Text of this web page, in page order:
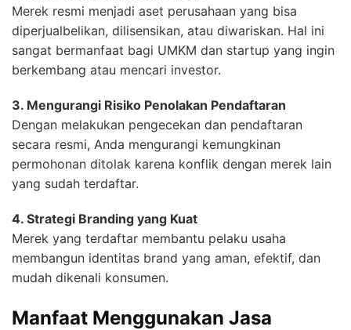
Merek resmi menjadi aset perusahaan yang bisa
diperjualbelikan, dilisensikan, atau diwariskan. Hal ini
sangat bermanfaat bagi UMKM dan startup yang ingin
berkembang atau mencari investor.
3. Mengurangi Risiko Penolakan Pendaftaran
Dengan melakukan pengecekan dan pendaftaran
secara resmi, Anda mengurangi kemungkinan
permohonan ditolak karena konflik dengan merek lain
yang sudah terdaftar.
4. Strategi Branding yang Kuat
Merek yang terdaftar membantu pelaku usaha
membangun identitas brand yang aman, efektif, dan
mudah dikenali konsumen.
Manfaat Menggunakan Jasa